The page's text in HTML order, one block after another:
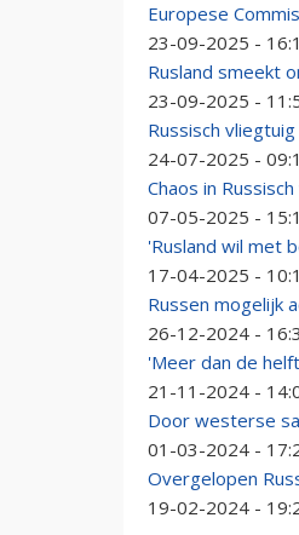
Europese
23-09-2025 -
Rusland smeekt
23-09-2025 -
Russisch
24-07-2025 -
Chaos in
07-05-2025 -
'Rusland wil met
17-04-2025 -
Russen mogelijk
26-12-2024 -
'Meer dan de
21-11-2024 -
Door westerse
01-03-2024 -
Overgelopen
19-02-2024 -